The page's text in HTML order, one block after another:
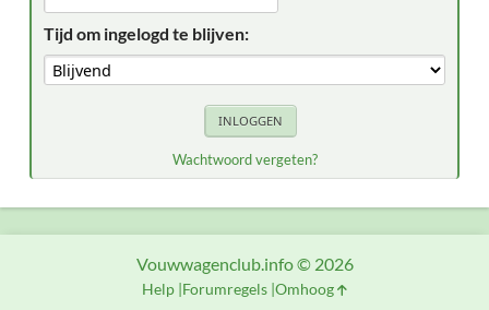
Tijd om ingelogd te blijven:
Wachtwoord vergeten?
Vouwwagenclub.info © 2026
Help Forumregels Omhoog